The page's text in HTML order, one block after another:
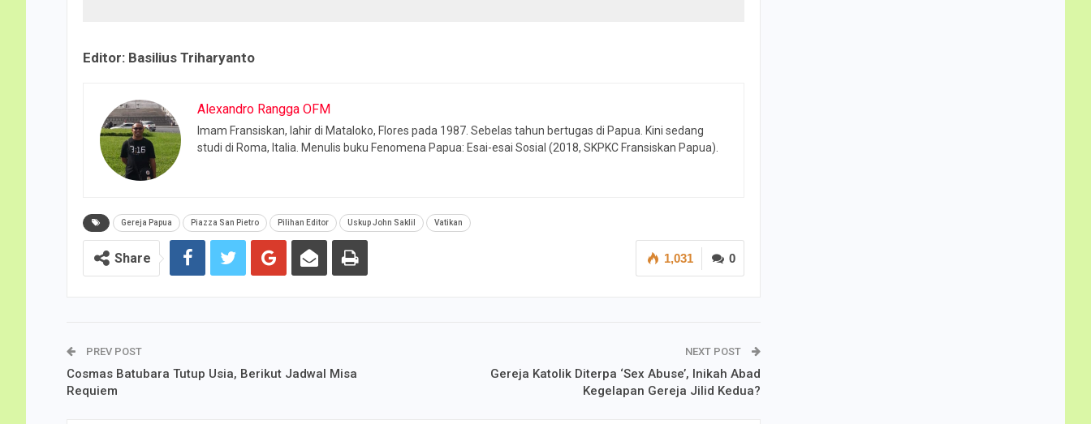
Editor: Basilius Triharyanto
Alexandro Rangga OFM
Imam Fransiskan, lahir di Mataloko, Flores pada 1987. Sebelas tahun bertugas di Papua. Kini sedang
studi di Roma, Italia. Menulis buku Fenomena Papua: Esai-esai Sosial (2018, SKPKC Fransiskan Papua).
Gereja Papua Piazza San Pietro Pilihan Editor Uskup John Saklil Vatikan
0
1,031
Share
PREV POST
Cosmas Batubara Tutup Usia, Berikut Jadwal Misa
Requiem
NEXT POST
Gereja Katolik Diterpa ‘Sex Abuse’, Inikah Abad
Kegelapan Gereja Jilid Kedua?